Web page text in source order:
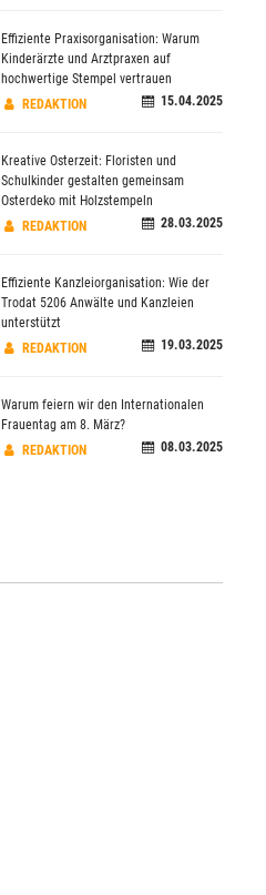
Effiziente Praxisorganisation: Warum
Kinderärzte und Arztpraxen auf
hochwertige Stempel vertrauen
REDAKTION
15.04.2025
Kreative Osterzeit: Floristen und
Schulkinder gestalten gemeinsam
Osterdeko mit Holzstempeln
REDAKTION
28.03.2025
Effiziente Kanzleiorganisation: Wie der
Trodat 5206 Anwälte und Kanzleien
unterstützt
REDAKTION
19.03.2025
Warum feiern wir den Internationalen
Frauentag am 8. März?
REDAKTION
08.03.2025